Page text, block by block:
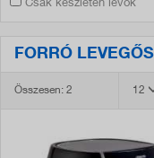
Csak készleten lévők
FORRÓ
12
Összesen: 2